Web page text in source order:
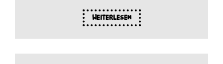
Weiterlesen